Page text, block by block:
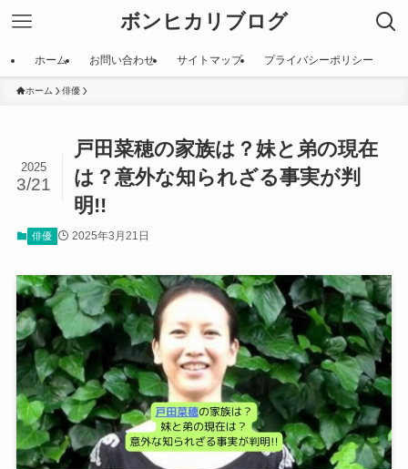
ボンヒカリブログ
ホーム お問い合わせ サイトマップ プライバシーポリシー
ホーム 俳優
戸田菜穂の家族は？妹と弟の現在
は？意外な知られざる事実が判
明!!
2025
3/21
俳優 2025年3月21日